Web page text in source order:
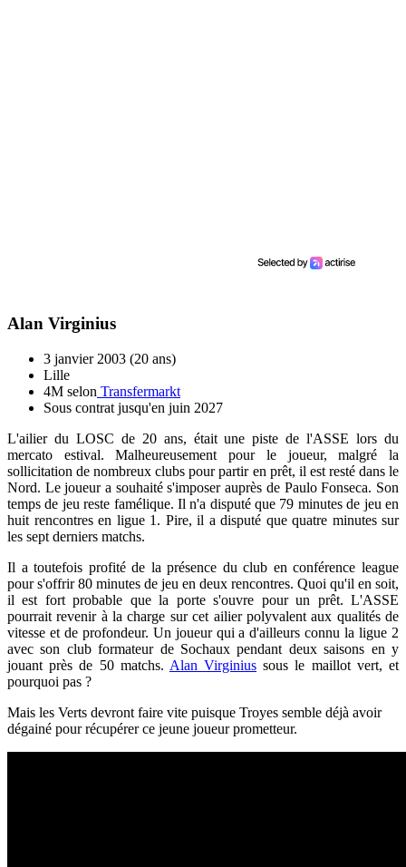
Alan Virginius
3 janvier 2003 (20 ans)
Lille
4M selon Transfermarkt
Sous contrat jusqu'en juin 2027
L'ailier du LOSC de 20 ans, était une piste de l'ASSE lors du
mercato estival. Malheureusement pour le joueur, malgré la
sollicitation de nombreux clubs pour partir en prêt, il est resté dans le
Nord. Le joueur a souhaité s'imposer auprès de Paulo Fonseca. Son
temps de jeu reste famélique. Il n'a disputé que 79 minutes de jeu en
huit rencontres en ligue 1. Pire, il a disputé que quatre minutes sur
les sept derniers matchs.
Il a toutefois profité de la présence du club en conférence league
pour s'offrir 80 minutes de jeu en deux rencontres. Quoi qu'il en soit,
il est fort probable que la porte s'ouvre pour un prêt. L'ASSE
pourrait revenir à la charge sur cet ailier polyvalent aux qualités de
vitesse et de profondeur. Un joueur qui a d'ailleurs connu la ligue 2
avec son club formateur de Sochaux pendant deux saisons en y
jouant près de 50 matchs. Alan Virginius sous le maillot vert, et
pourquoi pas ?
Mais les Verts devront faire vite puisque Troyes semble déjà avoir
dégainé pour récupérer ce jeune joueur prometteur.